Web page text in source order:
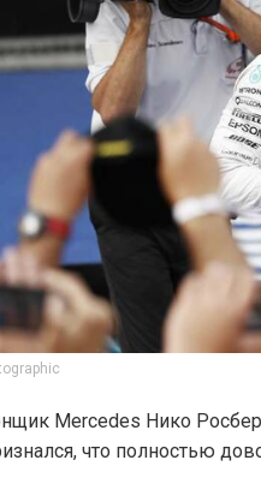
Mercedes Нико
что полностью